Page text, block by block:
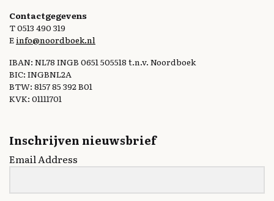
Contactgegevens
T 0513 490 319
E info@noordboek.nl
IBAN: NL78 INGB 0651 505518 t.n.v. Noordboek
BIC: INGBNL2A
BTW: 8157 85 392 B01
KVK: 01111701
Inschrijven nieuwsbrief
Email Address